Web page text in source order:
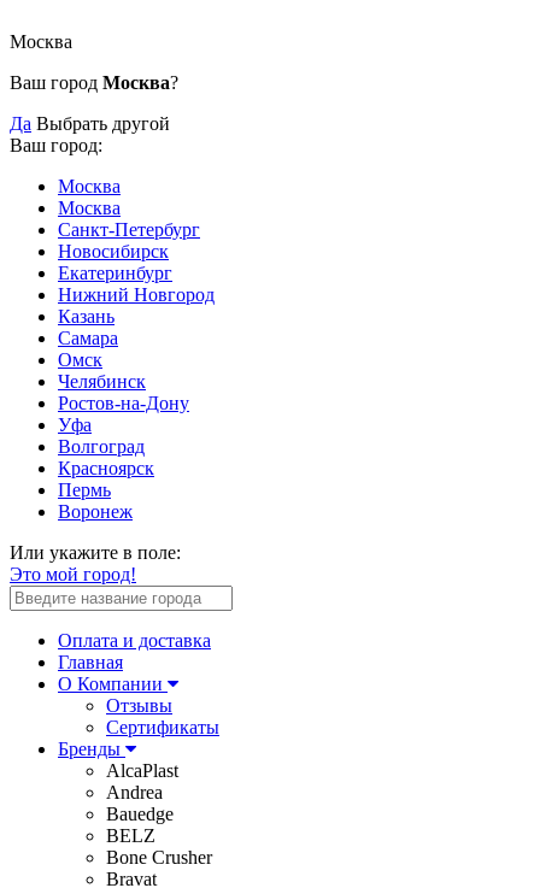
Москва
Ваш город Москва?
Да Выбрать другой
Ваш город:
Москва
Москва
Санкт-Петербург
Новосибирск
Екатеринбург
Нижний Новгород
Казань
Самара
Омск
Челябинск
Ростов-на-Дону
Уфа
Волгоград
Красноярск
Пермь
Воронеж
Или укажите в поле:
Это мой город!
Оплата и доставка
Главная
О Компании
Отзывы
Сертификаты
Бренды
AlcaPlast
Andrea
Bauedge
BELZ
Bone Crusher
Bravat